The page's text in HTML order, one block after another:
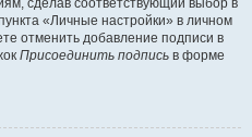
сделав соответствующий выбор в
«Личные настройки» в личном
отменить добавление подписи в
Присоединить подпись в форме